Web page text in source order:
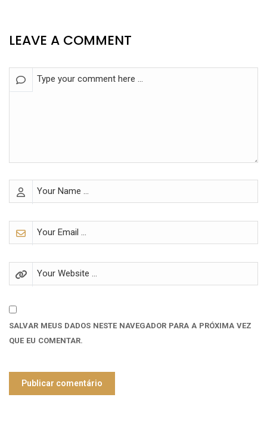
LEAVE A COMMENT
SALVAR MEUS DADOS NESTE NAVEGADOR PARA A PRÓXIMA VEZ
QUE EU COMENTAR.